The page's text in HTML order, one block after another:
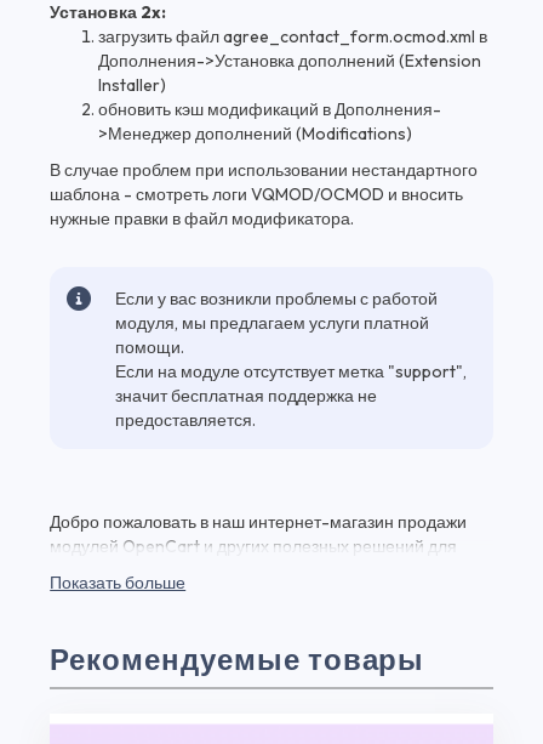
Установка 2x:
загрузить файл agree_contact_form.ocmod.xml в
Дополнения->Установка дополнений (Extension
Installer)
обновить кэш модификаций в Дополнения-
>Менеджер дополнений (Modifications)
В случае проблем при использовании нестандартного
шаблона - смотреть логи VQMOD/OCMOD и вносить
нужные правки в файл модификатора.
Если у вас возникли проблемы с работой
модуля, мы предлагаем услуги платной
помощи.
Если на модуле отсутствует метка "support",
значит бесплатная поддержка не
предоставляется.
Добро пожаловать в наш интернет-магазин продажи
модулей OpenCart и других полезных решений для
Form и множество других качественных плагинов и
позволит вам управлять загрузками на вашем сайте. Вы
можете приобрести и начать использовать его прямо
Показать больше
Рекомендуемые товары